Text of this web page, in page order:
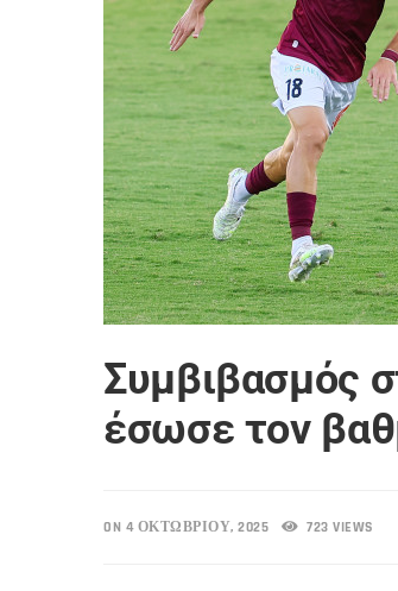
Συμβιβασμός
έσωσε τον
ON 4 ΟΚΤΩΒΡΊΟΥ, 2025 723 VIEWS